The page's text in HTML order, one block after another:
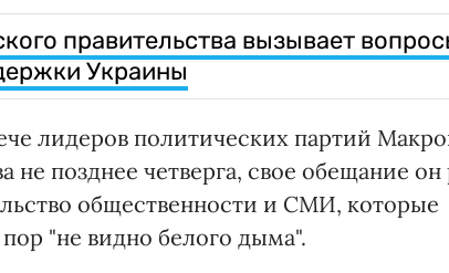
правительства вызывает
Украины
лидеров политических партий
не позднее четверга, свое обещание
общественности и СМИ, которые
"не видно белого дыма".